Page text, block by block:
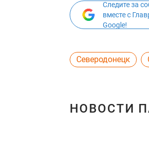
Следите за
вместе с
Google!
Северодонецк
НОВОСТИ